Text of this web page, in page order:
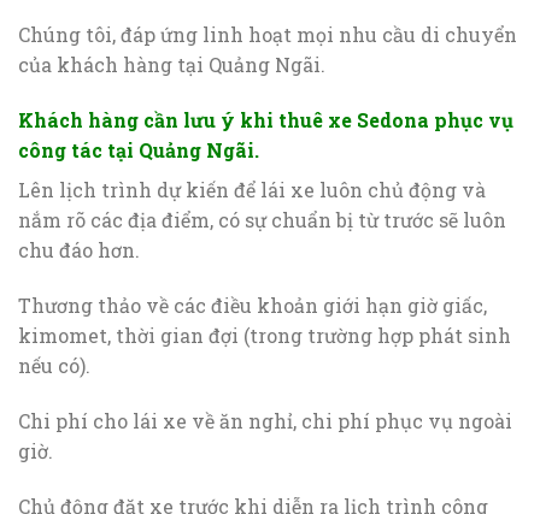
Chúng tôi, đáp ứng linh hoạt mọi nhu cầu di chuyển
của khách hàng tại Quảng Ngãi.
Khách hàng cần lưu ý khi thuê xe Sedona phục vụ
công tác tại Quảng Ngãi.
Lên lịch trình dự kiến để lái xe luôn chủ động và
nắm rõ các địa điểm, có sự chuẩn bị từ trước sẽ luôn
chu đáo hơn.
Thương thảo về các điều khoản giới hạn giờ giấc,
kimomet, thời gian đợi (trong trường hợp phát sinh
nếu có).
Chi phí cho lái xe về ăn nghỉ, chi phí phục vụ ngoài
giờ.
Chủ động đặt xe trước khi diễn ra lịch trình công